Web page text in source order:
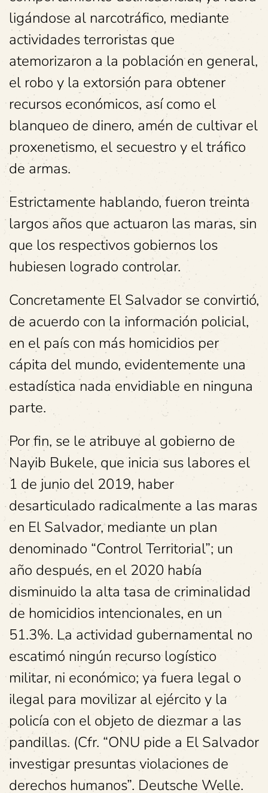
ligándose al narcotráfico, mediante
actividades terroristas que
atemorizaron a la población en general,
el robo y la extorsión para obtener
recursos económicos, así como el
blanqueo de dinero, amén de cultivar el
proxenetismo, el secuestro y el tráfico
de armas.
Estrictamente hablando, fueron treinta
largos años que actuaron las maras, sin
que los respectivos gobiernos los
hubiesen logrado controlar.
Concretamente El Salvador se convirtió,
de acuerdo con la información policial,
en el país con más homicidios per
cápita del mundo, evidentemente una
estadística nada envidiable en ninguna
parte.
Por fin, se le atribuye al gobierno de
Nayib Bukele, que inicia sus labores el
1 de junio del 2019, haber
desarticulado radicalmente a las maras
en El Salvador, mediante un plan
denominado “Control Territorial”; un
año después, en el 2020 había
disminuido la alta tasa de criminalidad
de homicidios intencionales, en un
51.3%. La actividad gubernamental no
escatimó ningún recurso logístico
militar, ni económico; ya fuera legal o
ilegal para movilizar al ejército y la
policía con el objeto de diezmar a las
pandillas. (Cfr. “ONU pide a El Salvador
investigar presuntas violaciones de
derechos humanos”. Deutsche Welle.